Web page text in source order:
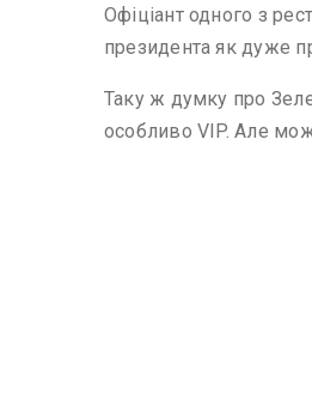
Офіціант одного з
президента як дуже
Таку ж думку про
особливо VIP. Але